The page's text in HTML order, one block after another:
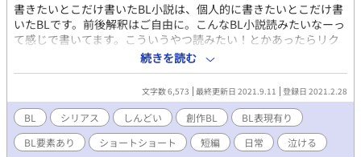
書きたいとこだけ書いたBL小説は、個人的に書きたいとこだけ書
いたBLです。前後解釈はご自由に。こんなBL小説読みたいなーっ
て感じで書いてます。こういうやつ読みたい！とかあったらリク
エスト受け付けてますので、ぜひお願いします。感想いただける
と嬉しいです
続きを読む
文字数 6,573 最終更新日 2021.9.11 登録日 2021.2.28
BL シリアス しんどい 創作BL
BL表現有り
BL要素あり
ショートショート 短編 日常 泣ける